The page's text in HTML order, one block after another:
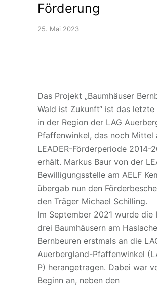
Förderung
25. Mai 2023
Das Projekt „Baumhäuser
Wald ist Zukunft“ ist das letzte
in der Region der LAG
Pfaffenwinkel, das noch Mittel
LEADER-Förderperiode 2014-
erhält. Markus Baur von der
Bewilligungsstelle am AELF
übergab nun den
den Träger Michael Schilling.
Im September 2021 wurde die
drei Baumhäusern am
Bernbeuren erstmals an die
Auerbergland-Pfaffenwinkel
P) herangetragen. Dabei war
Beginn an, neben den